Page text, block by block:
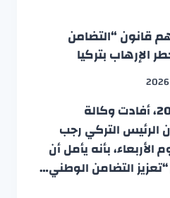
قانون “التضامن
الإرهاب بتركيا
في 05 أغسطس 2026، أفادت وكالة
الرئيس التركي رجب
بأنه يأمل أن
التضامن الوطني…